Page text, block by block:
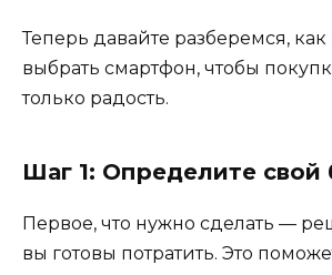
Теперь давайте разберемся,
выбрать смартфон, чтобы
только радость.
Шаг 1: Определите
Первое, что нужно сделать —
вы готовы потратить. Это